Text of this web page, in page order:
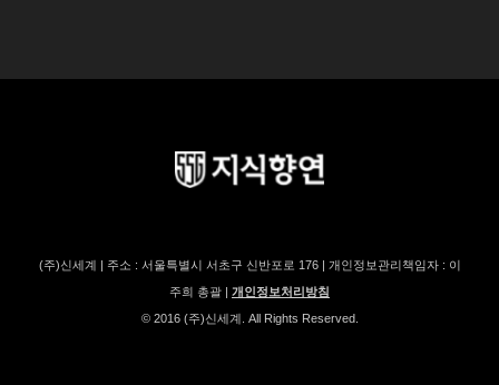
(주)신세계 | 주소 : 서울특별시 서초구 신반포로 176 | 개인정보관리책임자 : 이
주희 총괄 | 개인정보처리방침